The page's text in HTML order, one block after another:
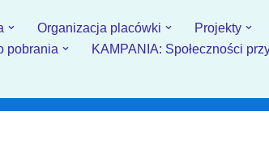
Organizacja placówki Projekty
pobrania
KAMPANIA: Społeczności